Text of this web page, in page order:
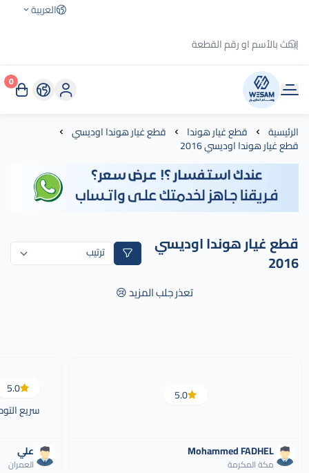
العربية
وسام الطريق
0
الرئيسية قطع غيار هوندا قطع غيار هوندا اوديسي
قطع غيار هوندا اوديسي 2016
قطع غيار هوندا اوديسي
2016
تعذر جلب المزيد 😢
5.0
Mohammed FADHEL
مكة المكرمة
5.0
سريع
علي
العمران